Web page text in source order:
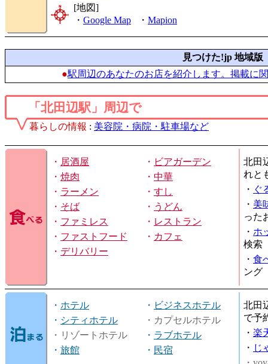
[地図]
・ Google Map ・ Mapion
見つけた!jp 地域版
●駅周辺のあなたのお店を紹介します。掲載に
「北田辺駅」周辺で
暮らしの情報 : 美容院・病院・駐車場など
・ 居酒屋 ・ ビアガーデン
・ 焼肉 ・ 中華
・ ラーメン ・ すし
・ そば ・ うどん
・ ファミレス ・ レストラン
・ ファストフード ・ カフェ
・ デリバリー
北田
れと
・ ぐ
・ 美
った
・ ホ
検索
・ 食
ング
・ ホテル ・ ビジネスホテル
・ シティホテル
・カプセルホテル
・リゾートホテル
・ ラブホテル
・ 旅館 ・ 民宿
北田
で予
・ 楽
・ じ